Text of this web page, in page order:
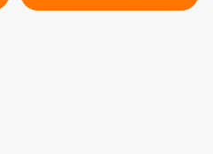
préparation >